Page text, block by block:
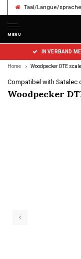
Taal/Langue/sprache
MENU
IN VERBAND
Home Woodpecker DTE
Compatibel with Satalec
Woodpecker